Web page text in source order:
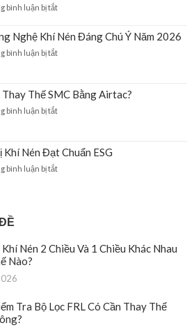
2
Và
Chiều
Như
Nào?
bình luận bị tắtở
Tra
Bộ
Có
Thay
Không?
Nghệ Khí Nén Đáng Chú Ý Năm 2026
bình luận bị tắtở
Khí
Nén
Ý
Năm
2026
Thay Thế SMC Bằng Airtac?
bình luận bị tắtở
Thế
SMC
Khí Nén Đạt Chuẩn ESG
bình luận bị tắtở
ESG
Nén 2 Chiều Và 1 Chiều Khác Nhau
Nào?
Tra Bộ Lọc FRL Có Cần Thay Thế